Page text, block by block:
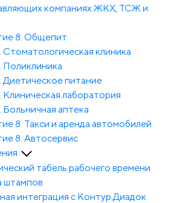
компаниях ЖКХ, ТСЖ и
8. Общепит
клиника
питание
лаборатория
аптека
8. Такси и аренда автомобилей
8. Автосервис
табель рабочего времени
штампов
интеграция с Контур.Диадок